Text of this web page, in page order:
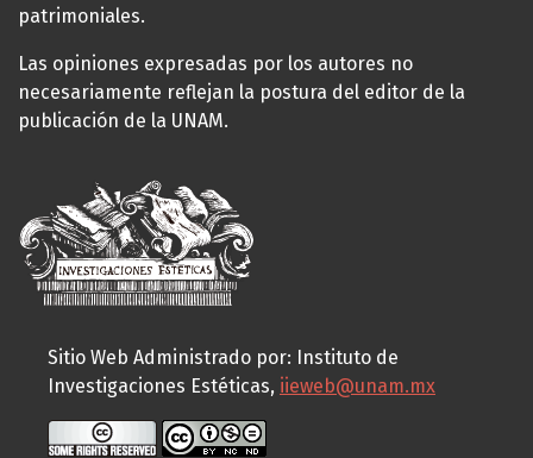
patrimoniales.
Las opiniones expresadas por los autores no
necesariamente reflejan la postura del editor de la
publicación de la UNAM.
Sitio Web Administrado por: Instituto de
Investigaciones Estéticas, iieweb@unam.mx